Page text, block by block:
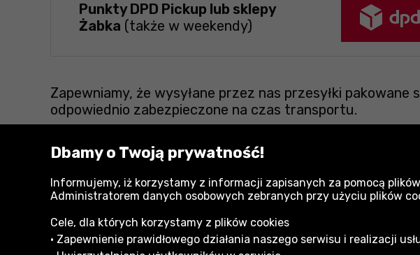
Punkty DPD Pickup lub sklepy
Żabka (także w weekendy)
Zapewniamy, że wysyłane przez nas przesyłki
odpowiednio zabezpieczone na czas transportu.
Zobacz również:
Obuwie robocze Neo Artykuły BHP
Dbamy o Twoją prywatność!
Informujemy, iż korzystamy z informacji zapisanych za pomocą
Administratorem danych osobowych zebranych przy użyciu plików
Cele, dla których korzystamy z plików cookies
• Zapewnienie prawidłowego działania naszego serwisu i realizacji